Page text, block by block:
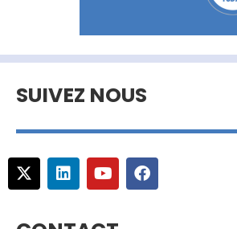
SUIVEZ NOUS